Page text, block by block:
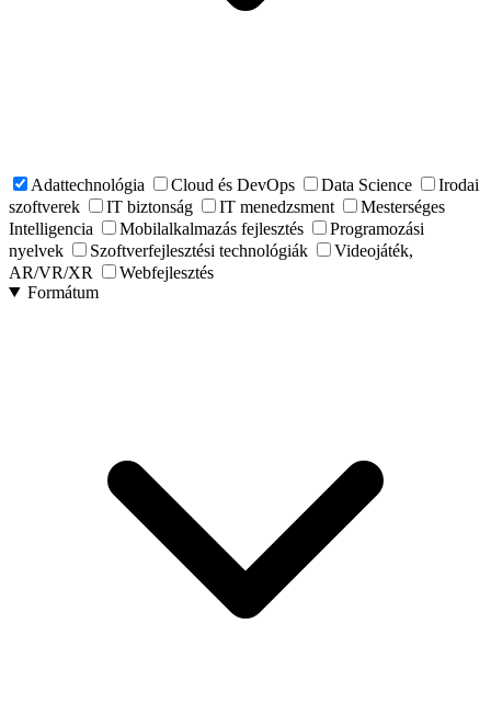
Adattechnológia Cloud és DevOps Data Science
Irodai
szoftverek
IT biztonság IT menedzsment
Mesterséges
Intelligencia
Mobilalkalmazás fejlesztés
Programozási
nyelvek
Szoftverfejlesztési technológiák
Videojáték,
AR/VR/XR
Webfejlesztés
Formátum